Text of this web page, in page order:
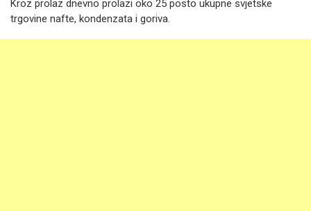
Kroz prolaz dnevno prolazi oko 25 posto ukupne svjetske
trgovine nafte, kondenzata i goriva.